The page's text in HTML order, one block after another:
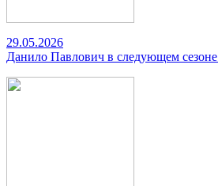
29.05.2026
Данило Павлович в следующем сезоне